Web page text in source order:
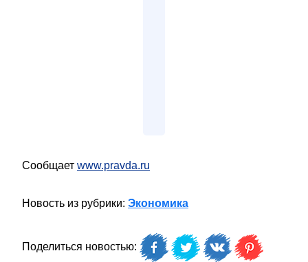
Сообщает www.pravda.ru
Новость из рубрики: Экономика
Поделиться новостью: